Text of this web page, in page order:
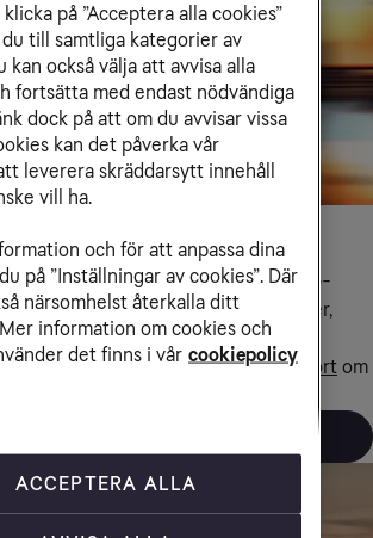
5G
nedladdningshastighet i 5G-
i sju ytterligare kategorier,
och bästa
Det framgår i Opensignals rapport om
från december 2025.
på ”Acceptera alla cookies”
till samtliga kategorier av
kan också välja att avvisa alla
fortsätta med endast nödvändiga
dock på att om du avvisar vissa
kan det påverka vår
leverera skräddarsytt innehåll
vill ha.
och för att anpassa dina
på ”Inställningar av cookies”. Där
närsomhelst återkalla ditt
information om cookies och
det finns i vår cookiepolicy
ACCEPTERA ALLA